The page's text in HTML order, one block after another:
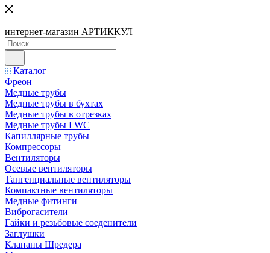
интернет-магазин АРТИККУЛ
Каталог
Фреон
Медные трубы
Медные трубы в бухтах
Медные трубы в отрезках
Медные трубы LWC
Капиллярные трубы
Компрессоры
Вентиляторы
Осевые вентиляторы
Тангенциальные вентиляторы
Компактные вентиляторы
Медные фитинги
Виброгасители
Гайки и резьбовые соеденители
Заглушки
Клапаны Шредера